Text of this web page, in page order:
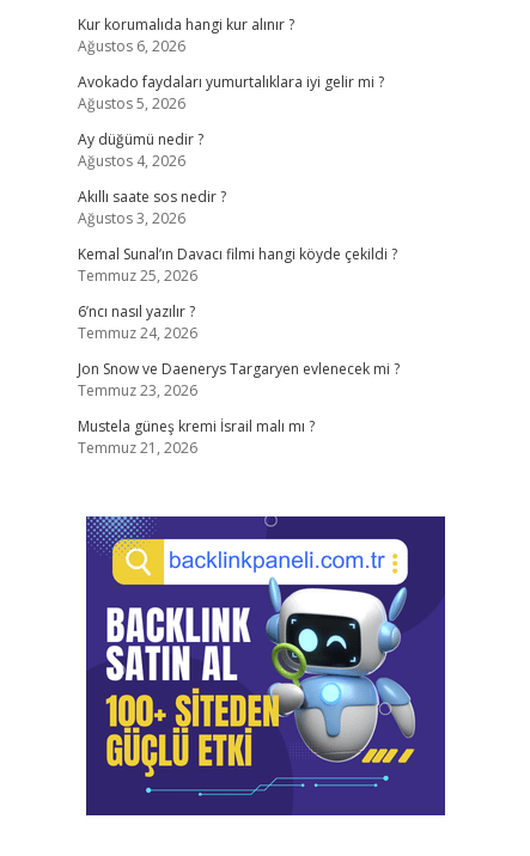
Kur korumalıda hangi kur alınır ?
Ağustos 6, 2026
Avokado faydaları yumurtalıklara iyi gelir mi ?
Ağustos 5, 2026
Ay düğümü nedir ?
Ağustos 4, 2026
Akıllı saate sos nedir ?
Ağustos 3, 2026
Kemal Sunal’ın Davacı filmi hangi köyde çekildi ?
Temmuz 25, 2026
6’ncı nasıl yazılır ?
Temmuz 24, 2026
Jon Snow ve Daenerys Targaryen evlenecek mi ?
Temmuz 23, 2026
Mustela güneş kremi İsrail malı mı ?
Temmuz 21, 2026